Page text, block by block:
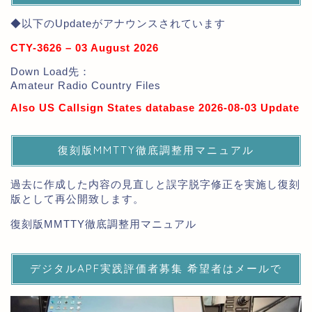
◆以下のUpdateがアナウンスされています
CTY-3626 – 03 August 2026
Down Load先：
Amateur Radio Country Files
Also US Callsign States database 2026-08-03 Update
復刻版MMTTY徹底調整用マニュアル
過去に作成した内容の見直しと誤字脱字修正を実施し復刻
版として再公開致します。
復刻版MMTTY徹底調整用マニュアル
デジタルAPF実践評価者募集 希望者はメールで